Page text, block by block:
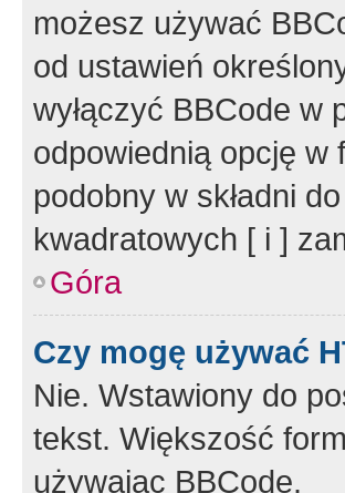
możesz używać
od ustawień
wyłączyć BBCode w
odpowiednią opcję w
podobny w składni
kwadratowych [ i ]
Góra
Czy mogę używać
Nie. Wstawiony do
tekst. Większość
używając BBCode.